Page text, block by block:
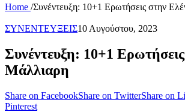
Home /Συνέντευξη: 10+1 Ερωτήσεις στην
ΣΥΝΕΝΤΕΥΞΕΙΣ10 Αυγούστου, 2023
Συνέντευξη: 10+1
Μάλλιαρη
Share on FacebookShare on TwitterShare on
Pinterest